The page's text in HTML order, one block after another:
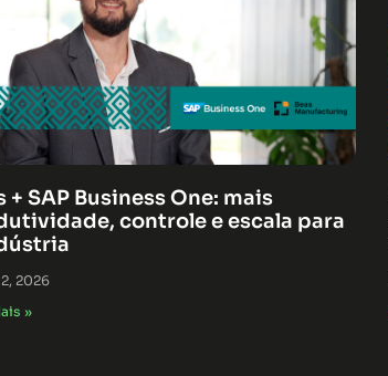
+ SAP Business One: mais
controle e escala para
2026
»